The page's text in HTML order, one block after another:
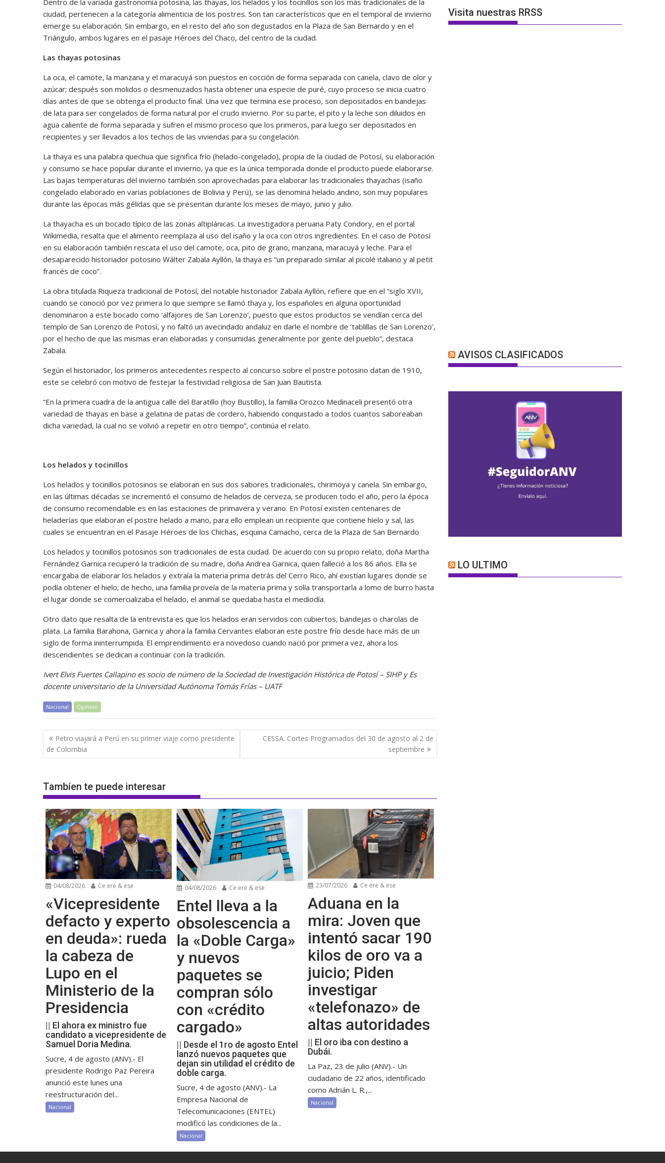
ciudad, pertenecen a la categoría alimenticia de los postres. Son tan característicos que en el temporal de invierno
emerge su elaboración. Sin embargo, en el resto del año son degustados en la Plaza de San Bernardo y en el
Triángulo, ambos lugares en el pasaje Héroes del Chaco, del centro de la ciudad.
Las thayas potosinas
La oca, el camote, la manzana y el maracuyá son puestos en cocción de forma separada con canela, clavo de olor y
azúcar; después son molidos o desmenuzados hasta obtener una especie de puré, cuyo proceso se inicia cuatro
días antes de que se obtenga el producto final. Una vez que termina ese proceso, son depositados en bandejas
de lata para ser congelados de forma natural por el crudo invierno. Por su parte, el pito y la leche son diluidos en
agua caliente de forma separada y sufren el mismo proceso que los primeros, para luego ser depositados en
recipientes y ser llevados a los techos de las viviendas para su congelación.
La thaya es una palabra quechua que significa frío (helado-congelado), propia de la ciudad de Potosí, su elaboración
y consumo se hace popular durante el invierno, ya que es la única temporada donde el producto puede elaborarse.
Las bajas temperaturas del invierno también son aprovechadas para elaborar las tradicionales thayachas (isaño
congelado elaborado en varias poblaciones de Bolivia y Perú), se las denomina helado andino, son muy populares
durante las épocas más gélidas que se presentan durante los meses de mayo, junio y julio.
La thayacha es un bocado típico de las zonas altiplánicas. La investigadora peruana Paty Condory, en el portal
Wikimedia, resalta que el alimento reemplaza al uso del isaño y la oca con otros ingredientes. En el caso de Potosí
en su elaboración también rescata el uso del camote, oca, pito de grano, manzana, maracuyá y leche. Para el
desaparecido historiador potosino Wálter Zabala Ayllón, la thaya es “un preparado similar al picolé italiano y al petit
francés de coco”.
La obra titulada Riqueza tradicional de Potosí, del notable historiador Zabala Ayllón, refiere que en el “siglo XVII,
cuando se conoció por vez primera lo que siempre se llamó thaya y, los españoles en alguna oportunidad
denominaron a este bocado como ‘alfajores de San Lorenzo’, puesto que estos productos se vendían cerca del
templo de San Lorenzo de Potosí, y no faltó un avecindado andaluz en darle el nombre de ‘tablillas de San Lorenzo’,
por el hecho de que las mismas eran elaboradas y consumidas generalmente por gente del pueblo”, destaca
Zabala.
Según el historiador, los primeros antecedentes respecto al concurso sobre el postre potosino datan de 1910,
este se celebró con motivo de festejar la festividad religiosa de San Juan Bautista.
“En la primera cuadra de la antigua calle del Baratillo (hoy Bustillo), la familia Orozco Medinaceli presentó otra
variedad de thayas en base a gelatina de patas de cordero, habiendo conquistado a todos cuantos saboreaban
dicha variedad, la cual no se volvió a repetir en otro tiempo”, continúa el relato.
Los helados y tocinillos
Los helados y tocinillos potosinos se elaboran en sus dos sabores tradicionales, chirimoya y canela. Sin embargo,
en las últimas décadas se incrementó el consumo de helados de cerveza, se producen todo el año, pero la época
de consumo recomendable es en las estaciones de primavera y verano. En Potosí existen centenares de
heladerías que elaboran el postre helado a mano, para ello emplean un recipiente que contiene hielo y sal, las
cuales se encuentran en el Pasaje Héroes de los Chichas, esquina Camacho, cerca de la Plaza de San Bernardo
Los helados y tocinillos potosinos son tradicionales de esta ciudad. De acuerdo con su propio relato, doña Martha
Fernández Garnica recuperó la tradición de su madre, doña Andrea Garnica, quien falleció a los 86 años. Ella se
encargaba de elaborar los helados y extraía la materia prima detrás del Cerro Rico, ahí existían lugares donde se
podía obtener el hielo; de hecho, una familia proveía de la materia prima y solía transportarla a lomo de burro hasta
el lugar donde se comercializaba el helado, el animal se quedaba hasta el mediodía.
Otro dato que resalta de la entrevista es que los helados eran servidos con cubiertos, bandejas o charolas de
plata. La familia Barahona, Garnica y ahora la familia Cervantes elaboran este postre frío desde hace más de un
siglo de forma ininterrumpida. El emprendimiento era novedoso cuando nació por primera vez, ahora los
descendientes se dedican a continuar con la tradición.
Ivert Elvis Fuertes Callapino es socio de número de la Sociedad de Investigación Histórica de Potosí – SIHP y Es
docente universitario de la Universidad Autónoma Tomás Frías – UATF
Nacional Opinión
Navegación
de
entradas
Petro viajará a Perú en su primer viaje como presidente
de Colombia
CESSA: Cortes Programados del 30 de agosto al 2 de
septiembre
Tambíen te puede interesar
04/08/2026 Ce ere & ese
«Vicepresidente
defacto y experto
en deuda»: rueda
la cabeza de
Lupo en el
Ministerio de la
Presidencia
|| El ahora ex ministro fue
candidato a vicepresidente de
Samuel Doria Medina.
Sucre, 4 de agosto (ANV).- El
presidente Rodrigo Paz Pereira
anunció este lunes una
reestructuración del...
Nacional
04/08/2026 Ce ere & ese
Entel lleva a la
obsolescencia a
la «Doble Carga»
y nuevos
paquetes se
compran sólo
con «crédito
cargado»
|| Desde el 1ro de agosto Entel
lanzó nuevos paquetes que
dejan sin utilidad el crédito de
doble carga.
Sucre, 4 de agosto (ANV).- La
Empresa Nacional de
Telecomunicaciones (ENTEL)
modificó las condiciones de la...
Nacional
23/07/2026 Ce ere & ese
Aduana en la
mira: Joven que
intentó sacar 190
kilos de oro va a
juicio; Piden
investigar
«telefonazo» de
altas autoridades
|| El oro iba con destino a
Dubái.
La Paz, 23 de julio (ANV).- Un
ciudadano de 22 años, identificado
como Adrián L. R.,...
Nacional
Visita nuestras RRSS
AVISOS CLASIFICADOS
LO ULTIMO